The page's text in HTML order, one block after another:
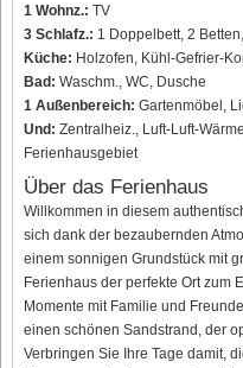
1 Wohnz.: TV
3 Schlafz.: 1 Doppelbett, 2
Küche: Holzofen, Kühl-Gefrier-
Bad: Waschm., WC, Dusche
1 Außenbereich: Gartenmöbel,
Und: Zentralheiz., Luft-Luft-
Ferienhausgebiet
Über das Ferienhaus
Willkommen in diesem
sich dank der bezaubernden
einem sonnigen Grundstück mit
Ferienhaus der perfekte Ort zum
Momente mit Familie und
einen schönen Sandstrand, der
Verbringen Sie Ihre Tage damit,